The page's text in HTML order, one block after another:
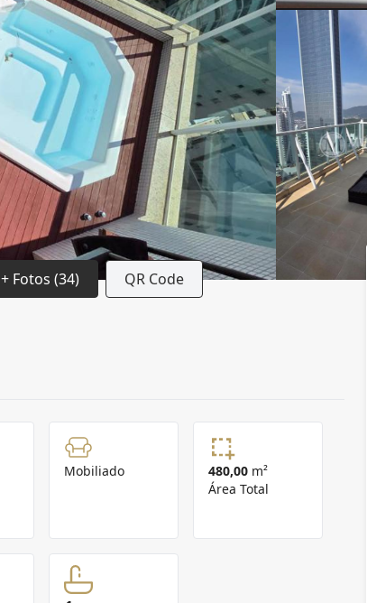
+ Fotos (34) QR Code
Mobiliado 480,00 m²
Área Total